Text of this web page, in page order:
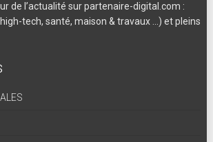
de l’actualité sur partenaire-digital.com :
tech, santé, maison & travaux …) et pleins